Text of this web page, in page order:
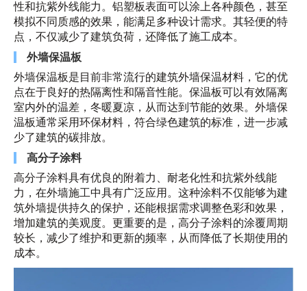
性和抗紫外线能力。铝塑板表面可以涂上各种颜色，甚至
模拟不同质感的效果，能满足多种设计需求。其轻便的特
点，不仅减少了建筑负荷，还降低了施工成本。
外墙保温板
外墙保温板是目前非常流行的建筑外墙保温材料，它的优
点在于良好的热隔离性和隔音性能。保温板可以有效隔离
室内外的温差，冬暖夏凉，从而达到节能的效果。外墙保
温板通常采用环保材料，符合绿色建筑的标准，进一步减
少了建筑的碳排放。
高分子涂料
高分子涂料具有优良的附着力、耐老化性和抗紫外线能
力，在外墙施工中具有广泛应用。这种涂料不仅能够为建
筑外墙提供持久的保护，还能根据需求调整色彩和效果，
增加建筑的美观度。更重要的是，高分子涂料的涂覆周期
较长，减少了维护和更新的频率，从而降低了长期使用的
成本。